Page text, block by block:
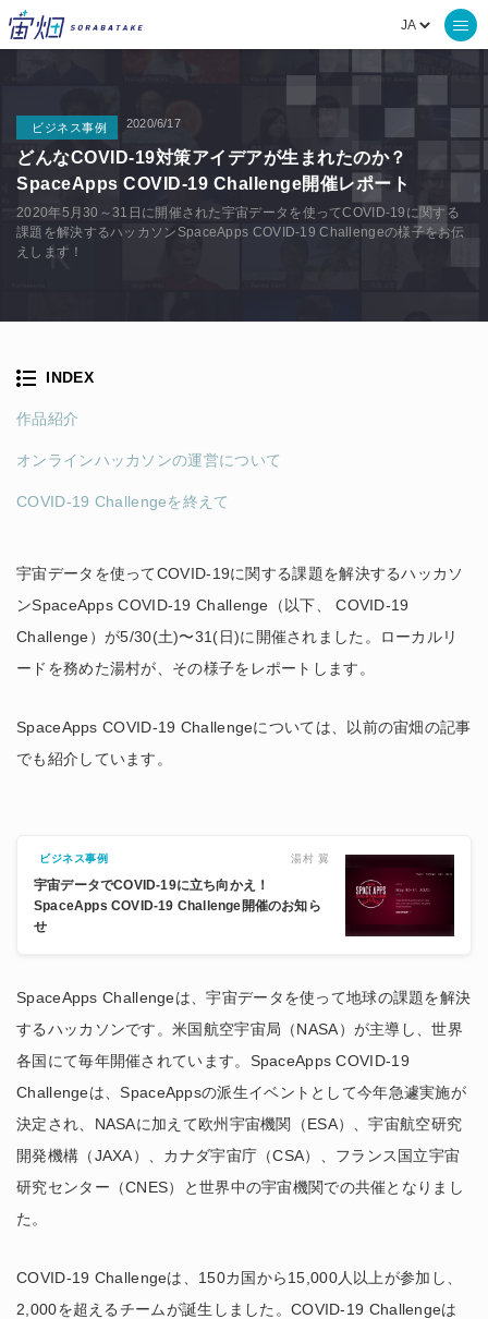
ビジネス事例 2020/6/17
どんなCOVID-19対策アイデアが生まれたのか？
SpaceApps COVID-19 Challenge開催レポート
2020年5月30～31日に開催された宇宙データを使ってCOVID-19に関する
課題を解決するハッカソンSpaceApps COVID-19 Challengeの様子をお伝
えします！
宇宙データを使ってCOVID-19に関する課題を解決するハッカソ
ンSpaceApps COVID-19 Challenge（以下、 COVID-19
Challenge）が5/30(土)〜31(日)に開催されました。ローカルリ
ードを務めた湯村が、その様子をレポートします。
SpaceApps COVID-19 Challengeについては、以前の​宙畑の記事
でも紹介しています。
ビジネス事例 湯村 翼
宇宙データでCOVID-19に立ち向かえ！
SpaceApps COVID-19 Challenge開催のお知ら
せ
SpaceApps Challengeは、宇宙データを使って地球の課題を解決
するハッカソンです。米国航空宇宙局（NASA）が主導し、世界
各国にて毎年開催されています。SpaceApps COVID-19
Challengeは、SpaceAppsの派生イベントとして今年急遽実施が
決定され、NASAに加えて欧州宇宙機関（ESA）、宇宙航空研究
開発機構（JAXA）、カナダ宇宙庁（CSA）、フランス国立宇宙
研究センター（CNES）と世界中の宇宙機関での共催となりまし
た。
COVID-19 Challengeは、150カ国から15,000人以上が参加し、
2,000を超えるチームが誕生しました。COVID-19 Challengeは
INDEX
作品紹介
オンラインハッカソンの運営について
COVID-19 Challengeを終えて